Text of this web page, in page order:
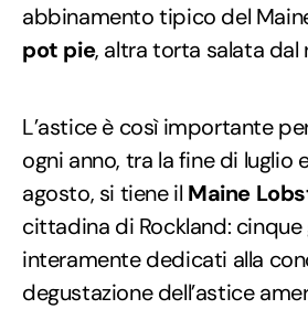
abbinamento tipico del
pot pie, altra torta salata dal
L’astice è così importante
ogni anno, tra la fine di luglio
agosto, si tiene il Maine
cittadina di Rockland: cinque
interamente dedicati alla
degustazione dell’astice